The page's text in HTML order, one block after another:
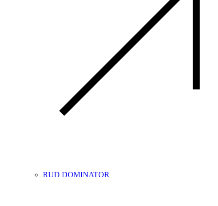
RUD DOMINATOR